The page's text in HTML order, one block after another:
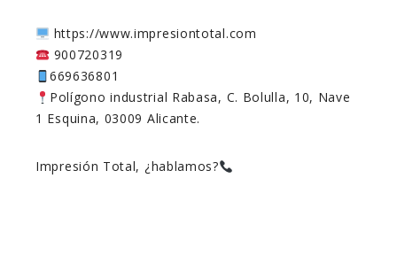
https://www.impresiontotal.com
900720319
669636801
Polígono industrial Rabasa, C. Bolulla, 10, Nave
1 Esquina, 03009 Alicante.
Impresión Total, ¿hablamos?